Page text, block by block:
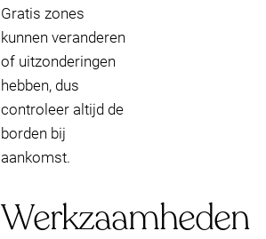
Gratis zones
kunnen veranderen
of uitzonderingen
hebben, dus
controleer altijd de
borden bij
aankomst.
Werkzaamheden